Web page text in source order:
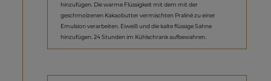
hinzufügen. Die warme Flüssigkeit mit dem mit der
geschmolzenen Kakaobutter vermischten Praliné zu einer
Emulsion verarbeiten. Eiweiß und die kalte flüssige Sahne
hinzufügen. 24 Stunden im Kühlschrank aufbewahren.